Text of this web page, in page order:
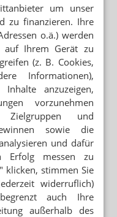
um unser
zu finanzieren. Ihre
o.ä.) werden
auf Ihrem Gerät zu
(z. B. Cookies,
Informationen),
anzuzeigen,
vorzunehmen
und
sowie die
und dafür
Erfolg messen zu
klicken, stimmen Sie
widerruflich)
auch Ihre
außerhalb des